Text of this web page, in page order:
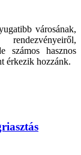
városának,
számos hasznos
érkezik hozzánk.